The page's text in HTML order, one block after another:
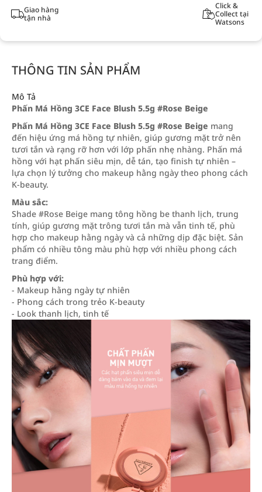
Giao hàng
tận nhà
Click &
Collect tại
Watsons
THÔNG TIN SẢN PHẨM
Mô Tả
Phấn Má Hồng 3CE Face Blush 5.5g #Rose Beige
Phấn Má Hồng 3CE Face Blush 5.5g #Rose Beige mang
đến hiệu ứng má hồng tự nhiên, giúp gương mặt trở nên
tươi tắn và rạng rỡ hơn với lớp phấn nhẹ nhàng. Phấn má
hồng với hạt phấn siêu mịn, dễ tán, tạo finish tự nhiên –
lựa chọn lý tưởng cho makeup hằng ngày theo phong cách
K-beauty.
Màu sắc:
Shade #Rose Beige mang tông hồng be thanh lịch, trung
tính, giúp gương mặt trông tươi tắn mà vẫn tinh tế, phù
hợp cho makeup hằng ngày và cả những dịp đặc biệt. Sản
phẩm có nhiều tông màu phù hợp với nhiều phong cách
trang điểm.
Phù hợp với:
- Makeup hằng ngày tự nhiên
- Phong cách trong trẻo K-beauty
- Look thanh lịch, tinh tế